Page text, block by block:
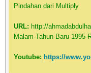
Pindahan dari Multiply
URL: http://
Malam-Tahun-Baru-
Youtube: https://